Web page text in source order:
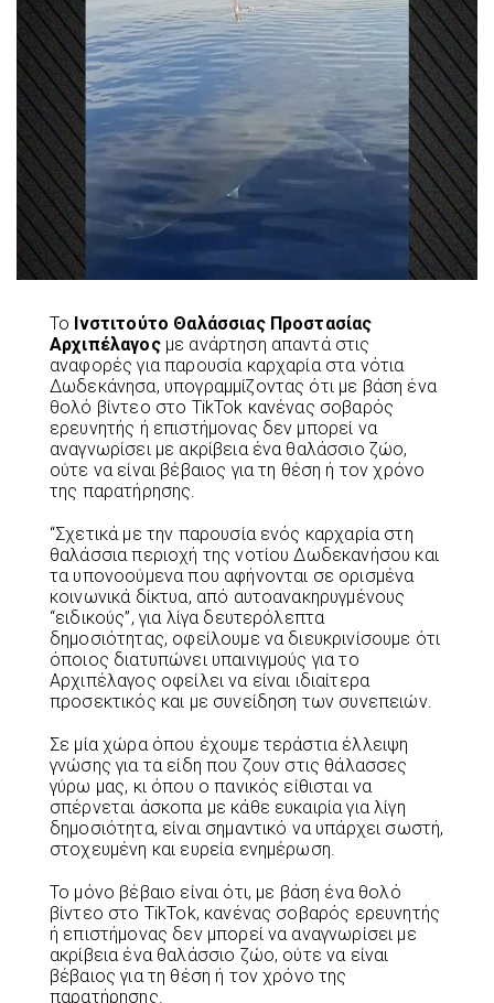
Το Ινστιτούτο Θαλάσσιας Προστασίας
Αρχιπέλαγοςμε ανάρτηση απαντά στις
αναφορές για παρουσία καρχαρία στα νότια
Δωδεκάνησα, υπογραμμίζοντας ότι με βάση ένα
θολό βίντεο στο TikTok κανένας σοβαρός
ερευνητής ή επιστήμονας δεν μπορεί να
αναγνωρίσει με ακρίβεια ένα θαλάσσιο ζώο,
ούτε να είναι βέβαιος για τη θέση ή τον χρόνο
της παρατήρησης.
“Σχετικά με την παρουσία ενός καρχαρία στη
θαλάσσια περιοχή της νοτίου Δωδεκανήσου και
τα υπονοούμενα που αφήνονται σε ορισμένα
κοινωνικά δίκτυα, από αυτοανακηρυγμένους
“ειδικούς”, για λίγα δευτερόλεπτα
δημοσιότητας, οφείλουμε να διευκρινίσουμε ότι
όποιος διατυπώνει υπαινιγμούς για το
Αρχιπέλαγος οφείλει να είναι ιδιαίτερα
προσεκτικός και με συνείδηση των συνεπειών.
Σε μία χώρα όπου έχουμε τεράστια έλλειψη
γνώσης για τα είδη που ζουν στις θάλασσες
γύρω μας, κι όπου ο πανικός είθισται να
σπέρνεται άσκοπα με κάθε ευκαιρία για λίγη
δημοσιότητα, είναι σημαντικό να υπάρχει σωστή,
στοχευμένη και ευρεία ενημέρωση.
Το μόνο βέβαιο είναι ότι, με βάση ένα θολό
βίντεο στο TikTok, κανένας σοβαρός ερευνητής
ή επιστήμονας δεν μπορεί να αναγνωρίσει με
ακρίβεια ένα θαλάσσιο ζώο, ούτε να είναι
βέβαιος για τη θέση ή τον χρόνο της
παρατήρησης.